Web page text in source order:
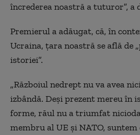
încrederea noastră a tuturor”, a
Premierul a adăugat, că, în
Ucraina, țara noastră se află de
istoriei”.
„Războiul nedrept nu va avea
izbândă. Deşi prezent mereu în
forme, răul nu a triumfat
membru al UE şi NATO, suntem